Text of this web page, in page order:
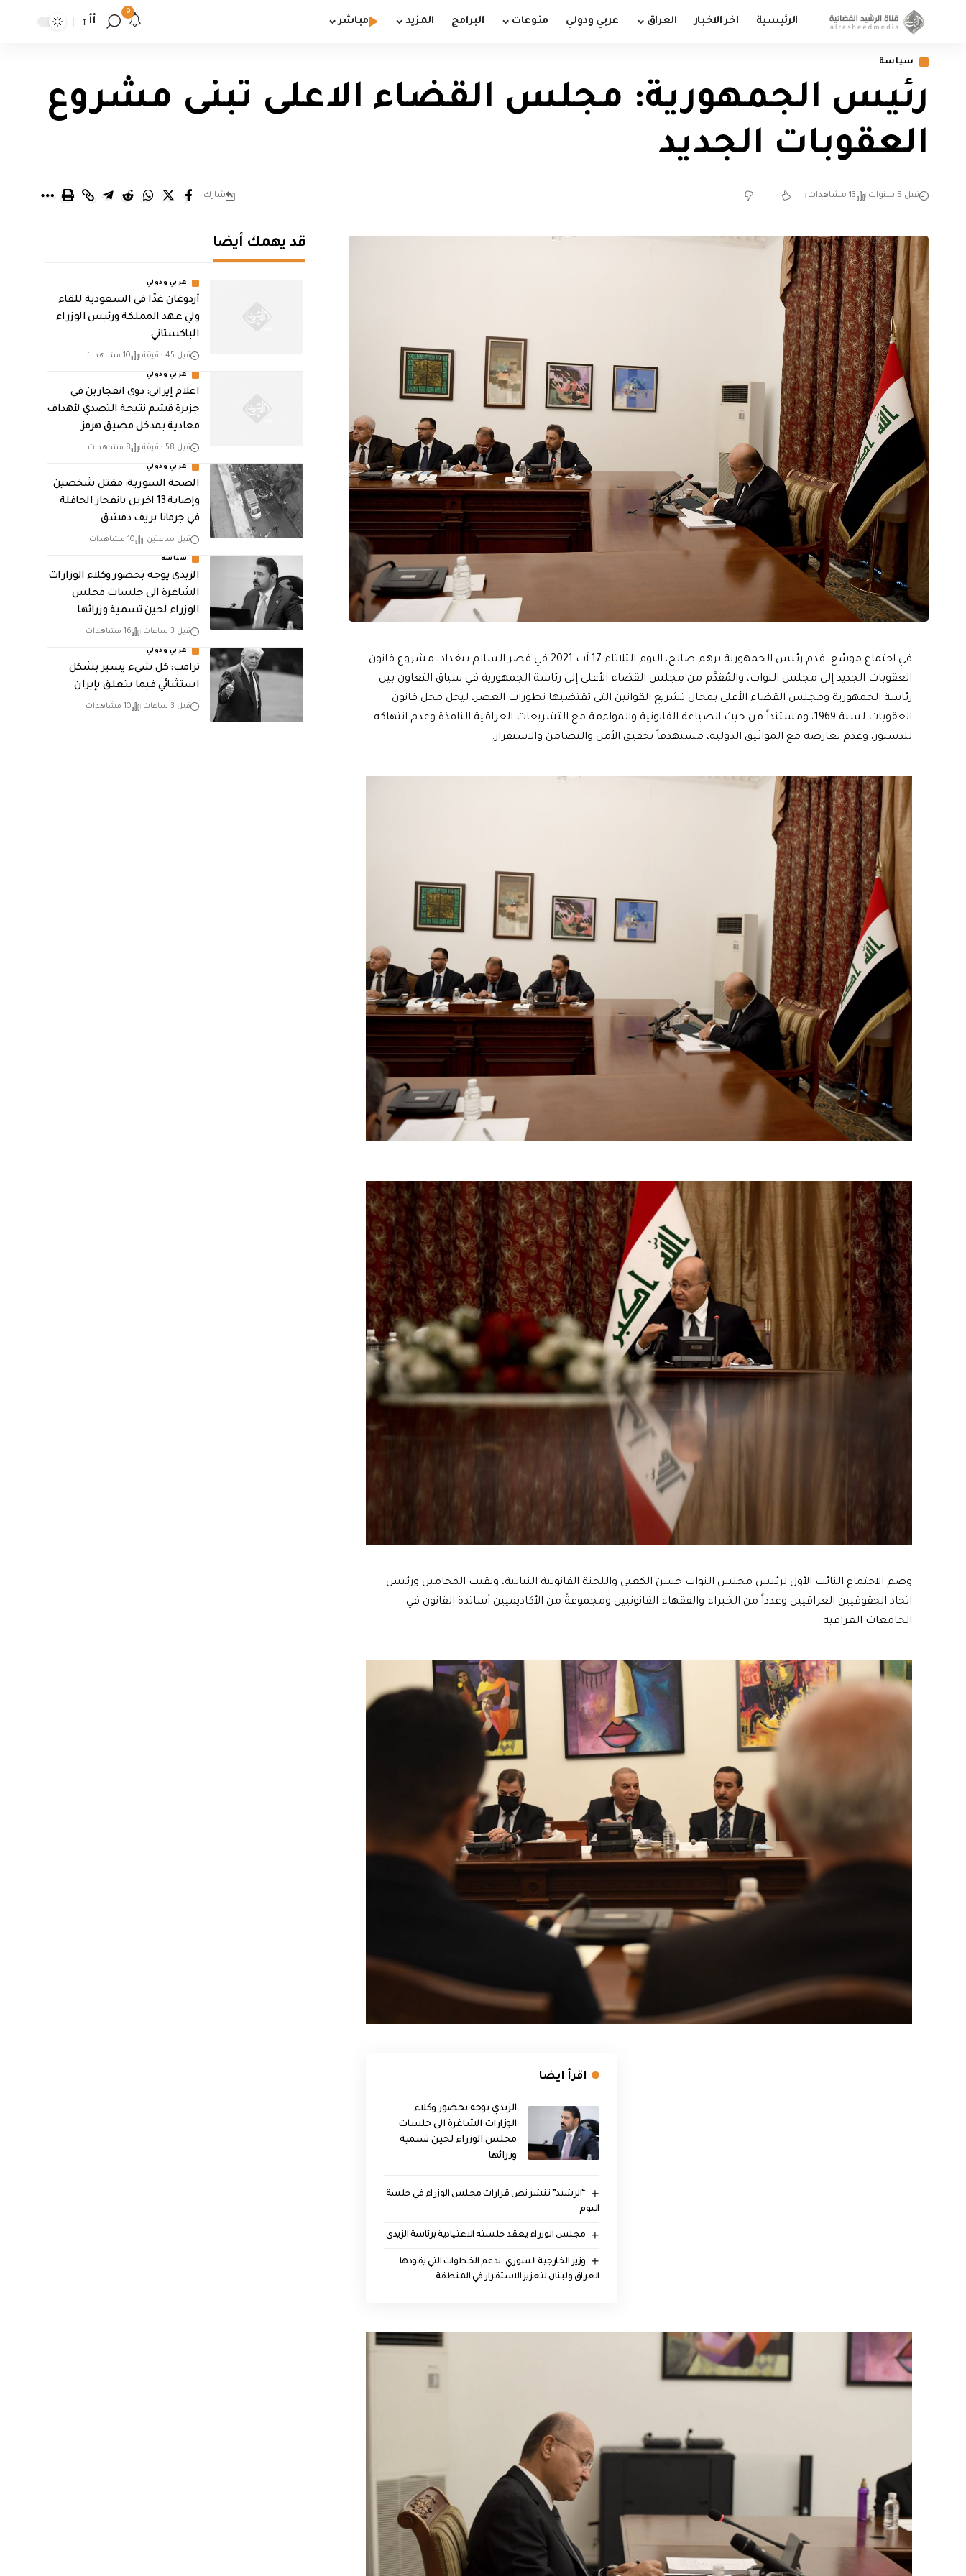
الرئيسية اخر الاخبار العراق عربي ودولي منوعات البرامج المزيد مباشر
9
أأ
سياسة
رئيس الجمهورية: مجلس القضاء الاعلى تبنى مشروع
العقوبات الجديد
قبل 5 سنوات 13 مشاهدات شارك
في اجتماع موسّع، قدم رئيس الجمهورية برهم صالح، اليوم الثلاثاء 17 آب 2021 في قصر السلام ببغداد، مشروع قانون
العقوبات الجديد إلى مجلس النواب، والمُقدَّم من مجلس القضاء الأعلى إلى رئاسة الجمهورية في سياق التعاون بين
رئاسة الجمهورية ومجلس القضاء الأعلى بمجال تشريع القوانين التي تقتضيها تطورات العصر، ليحل محل قانون
العقوبات لسنة 1969، ومستنداً من حيث الصياغة القانونية والمواءمة مع التشريعات العراقية النافذة وعدم انتهاكه
للدستور، وعدم تعارضه مع المواثيق الدولية، مستهدفاً تحقيق الأمن والتضامن والاستقرار.
وضم الاجتماع النائب الأول لرئيس مجلس النواب حسن الكعبي واللجنة القانونية النيابية، ونقيب المحامين ورئيس
اتحاد الحقوقيين العراقيين وعدداً من الخبراء والفقهاء القانونيين ومجموعةً من الأكاديميين أساتذة القانون في
الجامعات العراقية.
اقرأ ايضا
الزيدي يوجه بحضور وكلاء
الوزارات الشاغرة الى جلسات
مجلس الوزراء لحين تسمية
وزرائها
“الرشيد” تنشر نص قرارات مجلس الوزراء في جلسة
اليوم
مجلس الوزراء يعقد جلسته الاعتيادية برئاسة الزيدي
وزير الخارجية السوري: ندعم الخطوات التي يقودها
العراق ولبنان لتعزيز الاستقرار في المنطقة
قد يهمك أيضا
عربي ودولي
أردوغان غدًا في السعودية للقاء
ولي عهد المملكة ورئيس الوزراء
الباكستاني
قبل 45 دقيقة 10 مشاهدات
عربي ودولي
اعلام إيراني: دوي انفجارين في
جزيرة قشم نتيجة التصدي لأهداف
معادية بمدخل مضيق هرمز
قبل 58 دقيقة 8 مشاهدات
عربي ودولي
الصحة السورية: مقتل شخصين
وإصابة 13 اخرين بانفجار الحافلة
في جرمانا بريف دمشق
قبل ساعتين 10 مشاهدات
سياسة
الزيدي يوجه بحضور وكلاء الوزارات
الشاغرة الى جلسات مجلس
الوزراء لحين تسمية وزرائها
قبل 3 ساعات 16 مشاهدات
عربي ودولي
ترامب: كل شيء يسير بشكل
استثنائي فيما يتعلق بإيران
قبل 3 ساعات 10 مشاهدات